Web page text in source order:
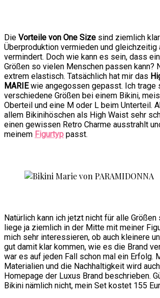
Die Vorteile von One Size sind ziemlich
Überproduktion vermieden und gleichzeitig
vermindert. Doch wie kann es sein, dass
Größen so vielen Menschen passen kann?
extrem elastisch. Tatsächlich hat mir das
MARIEwie angegossen gepasst. Ich trage
verschiedene Größen bei einem Bikini,
Oberteil und eine M oder L beim Unterteil.
allem Bikinihöschen als High Waist sehr
einen gewissen Retro Charme ausstrahlt
meinem Figurtyp passt.
Natürlich kann ich jetzt nicht für alle Größen
liege ja ziemlich in der Mitte mit meiner
mich sehr interessieren, ob auch kleinere
gut damit klar kommen, wie es die Brand
war es auf jeden Fall schon mal ein Erfolg.
Materialien und die Nachhaltigkeit wird
Homepage der Luxus Brand beschrieben.
Bikini nämlich nicht, mein Set kostet 155